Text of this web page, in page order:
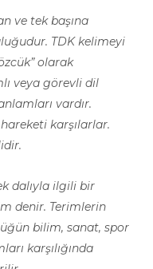
ve tek başına
TDK kelimeyi
olarak
veya görevli dil
vardır.
karşılarlar.
dalıyla ilgili bir
denir. Terimlerin
bilim, sanat, spor
karşılığında